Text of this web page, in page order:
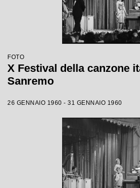
FOTO
X Festival della canzone
Sanremo
26 GENNAIO 1960 - 31 GENNAIO 1960